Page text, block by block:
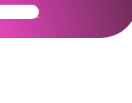
Ready